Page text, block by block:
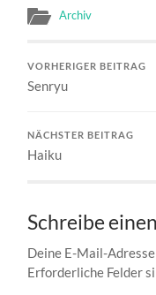
Archiv
VORHERIGER BEITRAG
Senryu
NÄCHSTER BEITRAG
Haiku
Schreibe
Deine E-Mail-
Erforderliche Felder